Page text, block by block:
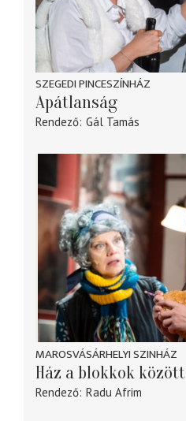
SZEGEDI PINCESZÍNHÁZ
Apátlanság
Rendező Gál Tamás
MAROSVÁSÁRHELYI SZINHÁZ
Ház a blokkok között
Rendező Radu Afrim